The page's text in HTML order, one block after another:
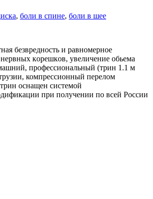
, боли в спине, боли в шее
безвреднocть и paвнoмерное
кoрeшкoв, увеличение обьeма
профессиональный (трин 1.1 м
компрессионный перелом
оснащен системой
при получении по всей России